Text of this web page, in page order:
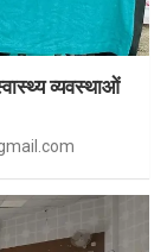
व्यवस्थाओं